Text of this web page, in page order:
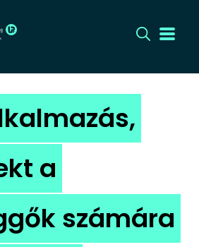
CÍMLAP
DIZÁJN
DIVAT
HIP
a
számára